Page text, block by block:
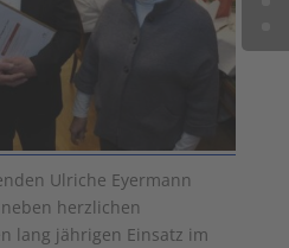
Ulriche Eyermann
herzlichen
lang­ jährigen Einsatz im